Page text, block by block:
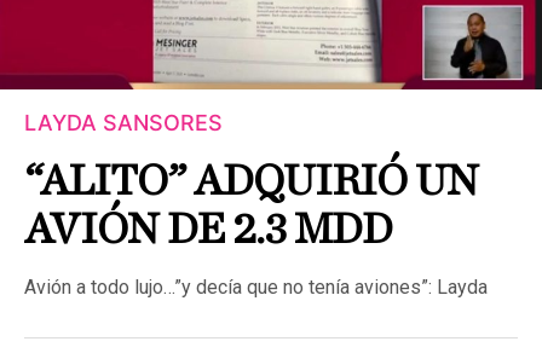
LAYDA SANSORES
“ALITO” ADQUIRIÓ UN
AVIÓN DE 2.3 MDD
Avión a todo lujo…”y decía que no tenía aviones”: Layda